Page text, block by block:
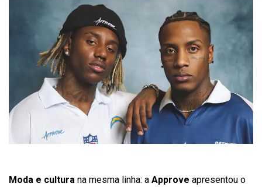
Moda e cultura na mesma linha: a Approve apresentou o